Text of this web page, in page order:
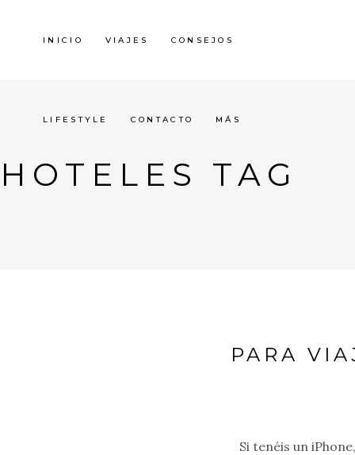
INICIO VIAJES CONSEJOS
LIFESTYLE CONTACTO MÁS
HOTELES TAG
PARA
Si tenéis un